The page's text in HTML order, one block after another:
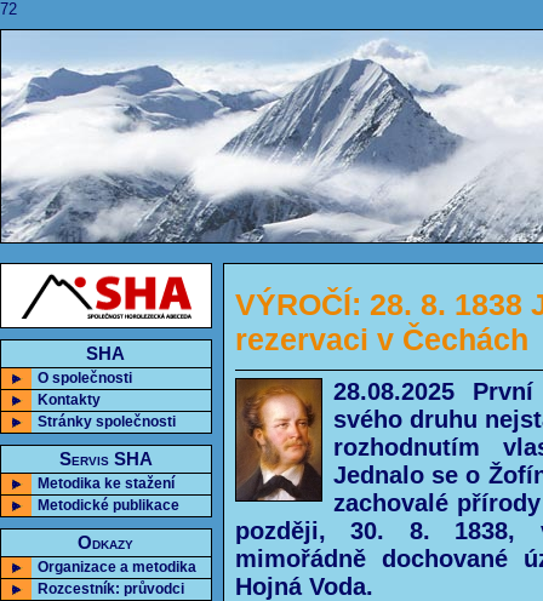
72
SHA
O společnosti
Kontakty
Stránky společnosti
Servis SHA
Metodika ke stažení
Metodické publikace
Odkazy
Organizace a metodika
Rozcestník: průvodci
VÝROČÍ: 28. 8.
rezervaci v Čechách
28.08.2025
svého druhu
rozhodnutím
Jednalo se o
zachovalé
později, 30. 8. 1838,
mimořádně dochované
Hojná Voda.